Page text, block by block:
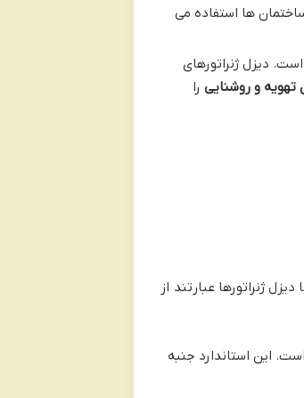
ها استفاده می
دیزل ژنراتورهای
و روشنایی را
ژنراتورها عبارتند از
است. این استاندارد جنبه